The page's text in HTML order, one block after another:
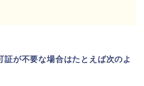
が不要な場合はたとえば次のよ